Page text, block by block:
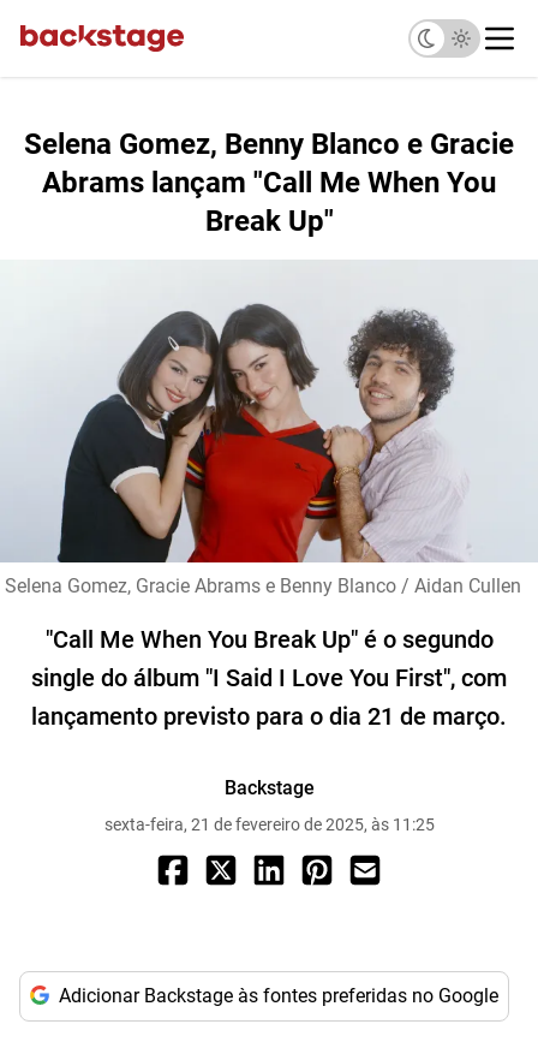
Selena Gomez, Benny Blanco e Gracie
Abrams lançam "Call Me When You
Break Up"
Selena Gomez, Gracie Abrams e Benny Blanco / Aidan Cullen
"Call Me When You Break Up" é o segundo
single do álbum "I Said I Love You First", com
lançamento previsto para o dia 21 de março.
Backstage
sexta-feira, 21 de fevereiro de 2025, às 11:25
Adicionar Backstage às fontes preferidas no Google